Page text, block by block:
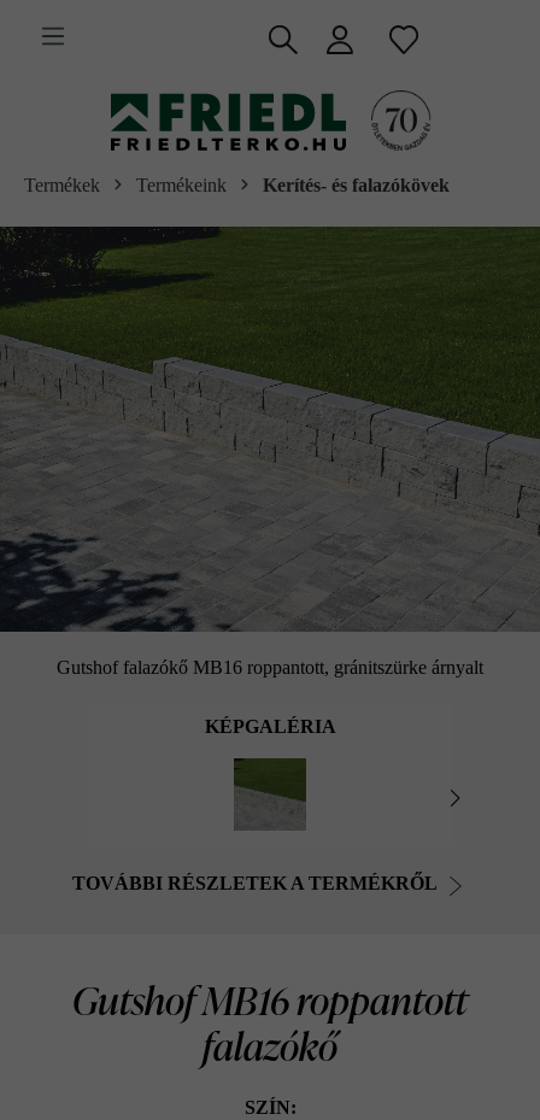
tartalomra
Termékek Termékeink Kerítés- és falazókövek
Gutshof falazókő MB16 roppantott, gránitszürke árnyalt
KÉPGALÉRIA
TOVÁBBI RÉSZLETEK A TERMÉKRŐL
Gutshof MB16 roppantott
falazókő
SZÍN: